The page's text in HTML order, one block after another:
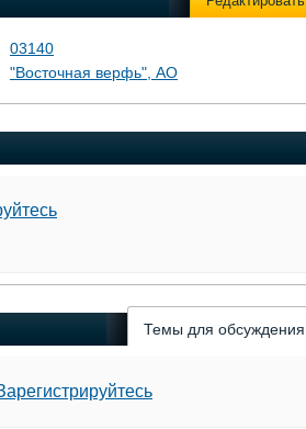
03140
"Восточная верфь", АО
Темы для обсуждения